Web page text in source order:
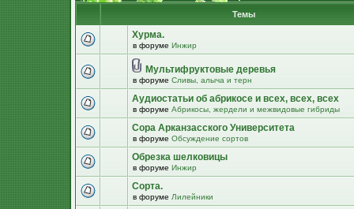
Темы
Хурма.
в форуме Инжир
Мультифруктовые деревья
в форуме Сливы, алыча и терн
Аудиостатьи об абрикосе и всех, всех, всех
в форуме Абрикосы, жердели и межвидовые гибриды
Сора Арканзасского Университета
в форуме Обсуждение сортов
Обрезка шелковицы
в форуме Инжир
Сорта.
в форуме Лилейники